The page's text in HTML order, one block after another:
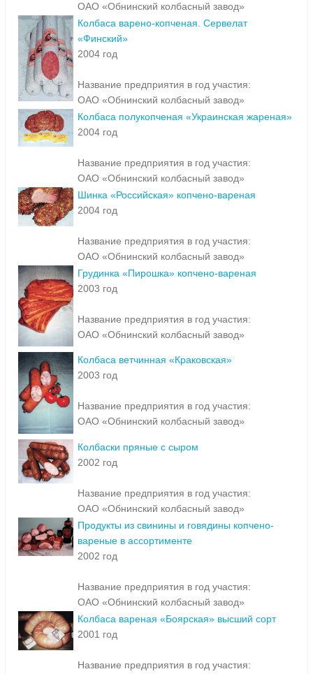
ОАО «Обнинский колбасный завод»
Колбаса варено-копченая. Сервелат
«Финский»
2004 год
Название предприятия в год участия:
ОАО «Обнинский колбасный завод»
Колбаса полукопченая «Украинская жареная»
2004 год
Название предприятия в год участия:
ОАО «Обнинский колбасный завод»
Шинка «Российская» копчено-вареная
2004 год
Название предприятия в год участия:
ОАО «Обнинский колбасный завод»
Грудинка «Пирошка» копчено-вареная
2003 год
Название предприятия в год участия:
ОАО «Обнинский колбасный завод»
Колбаса ветчинная «Краковская»
2003 год
Название предприятия в год участия:
ОАО «Обнинский колбасный завод»
Колбаски пряные с сыром
2002 год
Название предприятия в год участия:
ОАО «Обнинский колбасный завод»
Продукты из свинины и говядины копчено-
вареные в ассортименте
2002 год
Название предприятия в год участия:
ОАО «Обнинский колбасный завод»
Колбаса вареная «Боярская» высший сорт
2001 год
Название предприятия в год участия: